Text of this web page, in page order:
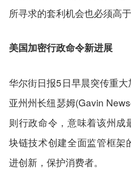
所寻求的套利机会也必须高于
美国加密行政命令新进展
华尔街日报5日早晨突传重
亚州州长纽瑟姆(Gavin
则行政命令，意味着该州成
块链技术创建全面监管框架
进创新，保护消费者。